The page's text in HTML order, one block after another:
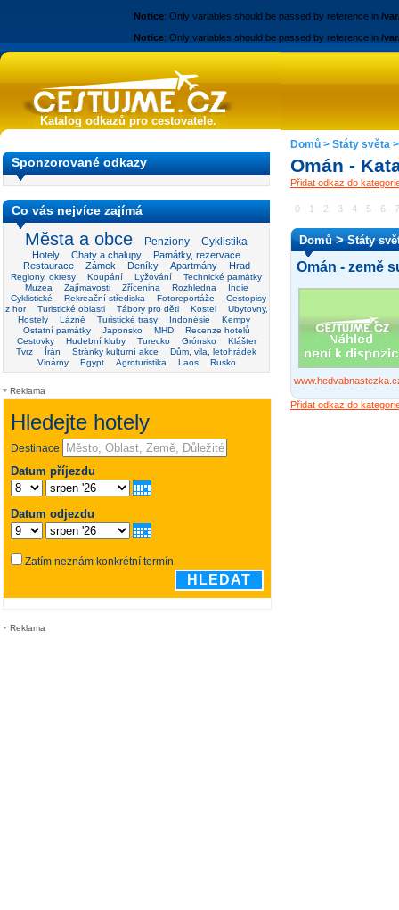
Notice: Only variables should be passed by reference in /
Notice: Only variables should be passed by reference in /
Katalog odkazů pro cestovatele.
Sponzorované odkazy
Co vás nejvíce zajímá
Města a obce Penziony Cyklistika
Hotely Chaty a chalupy
Památky, rezervace
Restaurace
Zámek Deníky Apartmány Hrad
Regiony, okresy Koupání Lyžování
Technické památky
Muzea
Zajímavosti Zřícenina Rozhledna
Indie
Cyklistické
Rekreační střediska Fotoreportáže
Cestopisy
z hor
Turistické oblasti Tábory pro děti Kostel
Ubytovny,
Hostely
Lázně Turistické trasy Indonésie
Kempy
Ostatní památky
Japonsko MHD
Recenze hotelů
Cestovky
Hudební kluby Turecko Grónsko
Klášter
Tvrz
Írán Stránky kulturní akce
Dům, vila, letohrádek
Vinárny
Egypt Agroturistika Laos Rusko
Reklama
Reklama
Domů > Státy světa
Omán -
Přidat odkaz do
0 1 2 3 4 5 6 7
Domů>Státy
Omán - země
Přidat odkaz do